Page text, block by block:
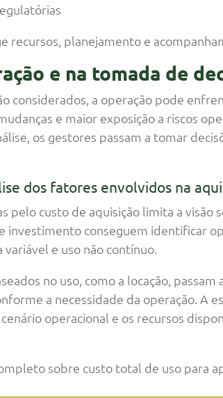
recursos, planejamento e
e na tomada de
considerados, a operação pode
e maior exposição a riscos
os gestores passam a tomar
dos fatores envolvidos na
pelo custo de aquisição limita a visão
investimento conseguem identificar
e uso não contínuo.
no uso, como a locação,
a necessidade da operação. A
operacional e os recursos
sobre custo total de uso para